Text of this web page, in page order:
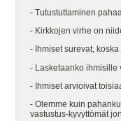
- Tutustuttaminen
- Kirkkojen virhe on
- Ihmiset surevat,
- Lasketaanko ihmisille
- Ihmiset arvioivat
- Olemme kuin
vastustus-kyvyttömät